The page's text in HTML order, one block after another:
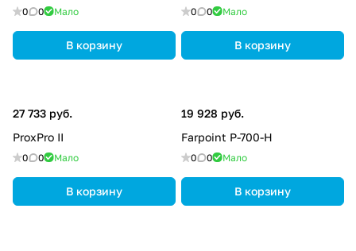
0 0 Мало
В корзину
0 0 Мало
В корзину
27 733 руб.
ProxPro II
0 0 Мало
В корзину
19 928 руб.
Farpoint P-700-H
0 0 Мало
В корзину